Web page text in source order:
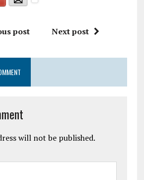
post Next post
will not be published.